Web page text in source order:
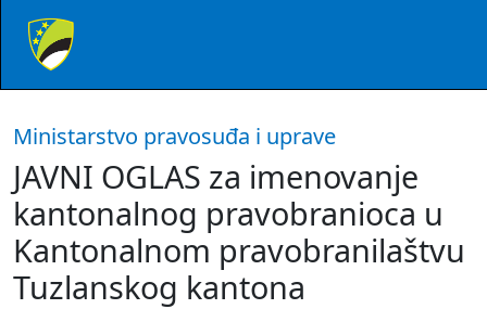
Ministarstvo pravosuđa i uprave
JAVNI OGLAS za imenovanje
kantonalnog pravobranioca u
Kantonalnom pravobranilaštvu
Tuzlanskog kantona